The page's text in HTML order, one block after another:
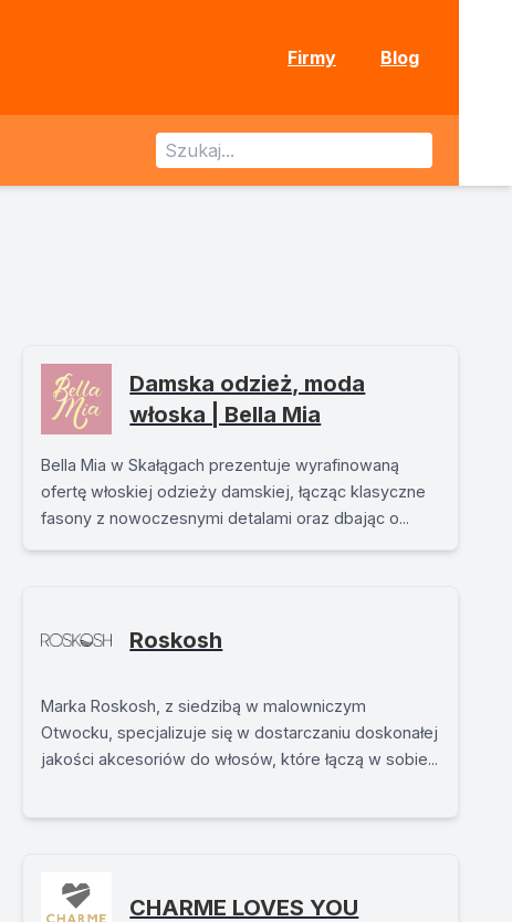
Firmy Blog
Damska odzież, moda
włoska | Bella Mia
Bella Mia w Skałągach prezentuje wyrafinowaną
ofertę włoskiej odzieży damskiej, łącząc klasyczne
fasony z nowoczesnymi detalami oraz dbając o...
Roskosh
Marka Roskosh, z siedzibą w malowniczym
Otwocku, specjalizuje się w dostarczaniu doskonałej
jakości akcesoriów do włosów, które łączą w sobie...
CHARME LOVES YOU